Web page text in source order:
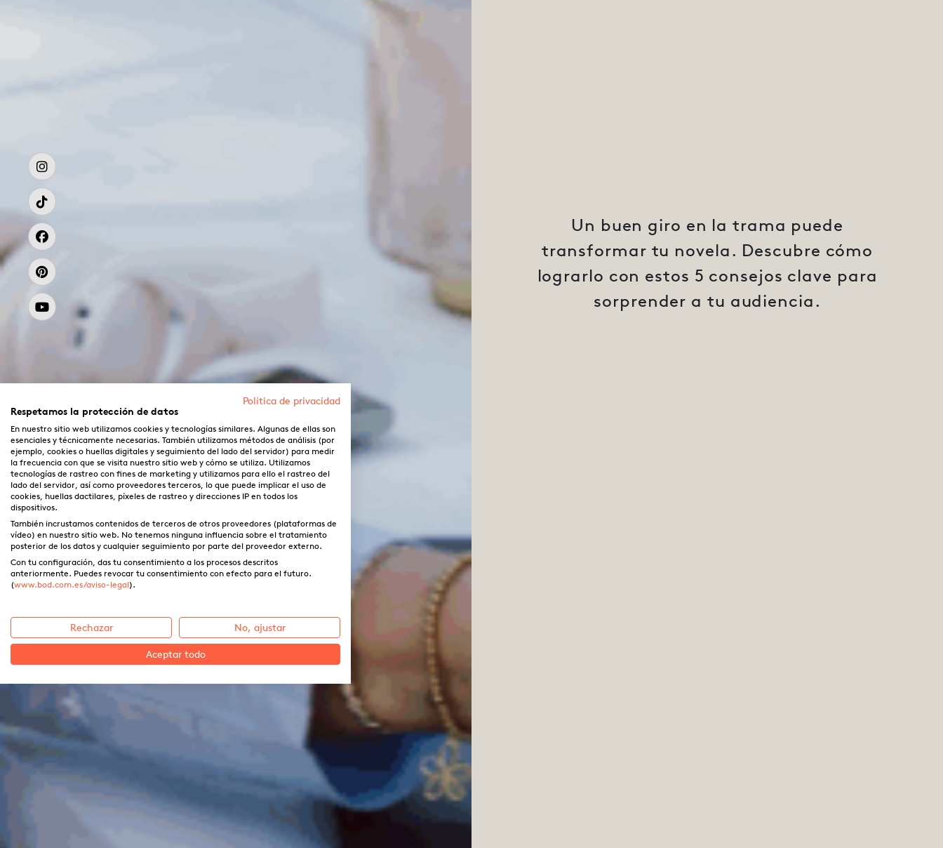
Un buen giro en la trama puede
transformar tu novela. Descubre cómo
lograrlo con estos 5 consejos clave para
sorprender a tu audiencia.
Política de privacidad
Respetamos la protección de datos
En nuestro sitio web utilizamos cookies y tecnologías similares. Algunas de ellas son
esenciales y técnicamente necesarias. También utilizamos métodos de análisis (por
ejemplo, cookies o huellas digitales y seguimiento del lado del servidor) para medir
la frecuencia con que se visita nuestro sitio web y cómo se utiliza. Utilizamos
tecnologías de rastreo con fines de marketing y utilizamos para ello el rastreo del
lado del servidor, así como proveedores terceros, lo que puede implicar el uso de
cookies, huellas dactilares, píxeles de rastreo y direcciones IP en todos los
dispositivos.
También incrustamos contenidos de terceros de otros proveedores (plataformas de
vídeo) en nuestro sitio web. No tenemos ninguna influencia sobre el tratamiento
posterior de los datos y cualquier seguimiento por parte del proveedor externo.
Con tu configuración, das tu consentimiento a los procesos descritos
anteriormente. Puedes revocar tu consentimiento con efecto para el futuro.
(www.bod.com.es/aviso-legal).
Rechazar No, ajustar
Aceptar todo